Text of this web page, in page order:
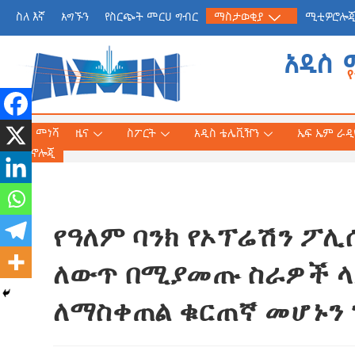
ስለ እኛ አግኙን የስርጭት መርሀ ግብር ማስታወቂያ ሚቲዎሮሎጂ
አዲስ
መነሻ ዜና ስፖርት አዲስ ቴሌቪዥን
የጠቅላይ ሚኒስትር ዐቢይ
«መደመር» መጽሐፍ
ለንባብ ይበቃል
AmnAdmin July
ኤፍ ኤም
ቴክኖሎጂ
የዓለም ባንክ የኦፕሬሽን
ለውጥ በሚያመጡ ስራዎች
ለማስቀጠል ቁርጠኛ መሆኑን